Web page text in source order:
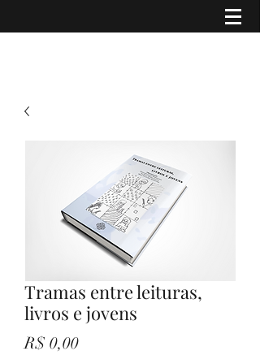
Tramas entre leituras,
livros e jovens
R$ 0,00Preço